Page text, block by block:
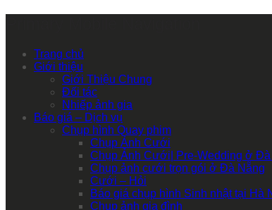
Trang chủ
Giới thiệu
Giới Thiệu Chung
Đối tác
Nhiếp ảnh gia
Báo giá – Dịch vụ
Chụp hình Quay phim
Chụp Ảnh Cưới
Chụp Ảnh Cưới| Pre-Wedding ở Đà
Chụp ảnh cưới trọn gói ở Đà Nẵng
Cưới – Hỏi
Báo giá chụp hình Sinh nhật tại Hà
Chụp ảnh gia đình